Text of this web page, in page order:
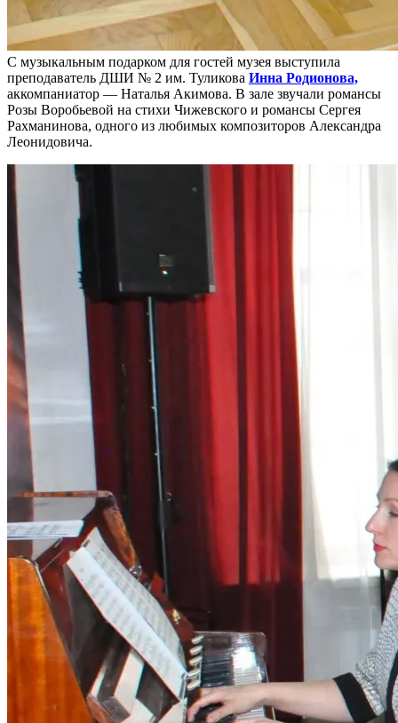
С музыкальным подарком для гостей музея выступила
преподаватель ДШИ № 2 им. Туликова Инна Родионова,
аккомпаниатор — Наталья Акимова. В зале звучали романсы
Розы Воробьевой на стихи Чижевского и романсы Сергея
Рахманинова, одного из любимых композиторов Александра
Леонидовича.